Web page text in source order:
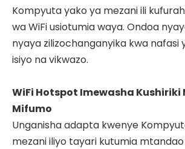
Kompyuta yako ya mezani ili
wa WiFi usiotumia waya. Ondoa
nyaya zilizochanganyika kwa nafasi
isiyo na vikwazo.
WiFi Hotspot Imewasha
Mifumo
Unganisha adapta kwenye
mezani iliyo tayari kutumia mtandao